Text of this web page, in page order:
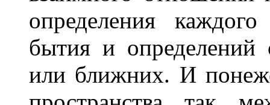
определения
бытия и определений
или ближних. И